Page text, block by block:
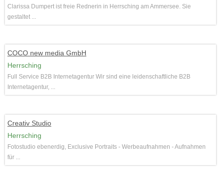
Clarissa Dumpert ist freie Rednerin in Herrsching am Ammersee. Sie
gestaltet ...
COCO new media GmbH
Herrsching
Full Service B2B Internetagentur Wir sind eine leidenschaftliche B2B
Internetagentur, ...
Creativ Studio
Herrsching
Fotostudio ebenerdig, Exclusive Portraits - Werbeaufnahmen - Aufnahmen
für ...